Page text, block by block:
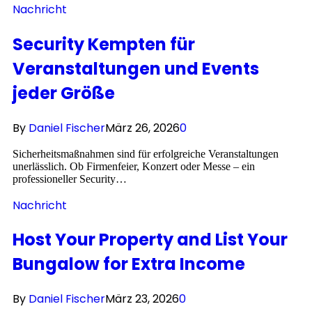
Nachricht
Security Kempten für
Veranstaltungen und Events
jeder Größe
By Daniel FischerMärz 26, 20260
Sicherheitsmaßnahmen sind für erfolgreiche Veranstaltungen
unerlässlich. Ob Firmenfeier, Konzert oder Messe – ein
professioneller Security…
Nachricht
Host Your Property and List Your
Bungalow for Extra Income
By Daniel FischerMärz 23, 20260